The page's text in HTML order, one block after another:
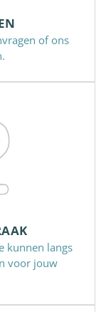
of ons
kunnen langs
voor jouw